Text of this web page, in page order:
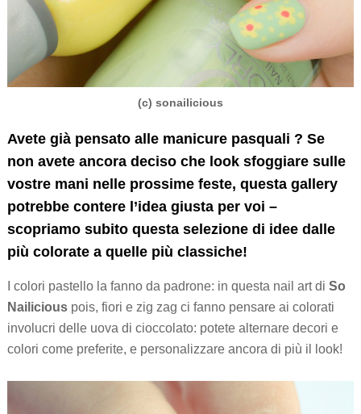
(c) sonailicious
Avete già pensato alle manicure pasquali ? Se
non avete ancora deciso che look sfoggiare sulle
vostre mani nelle prossime feste, questa gallery
potrebbe contere l’idea giusta per voi –
scopriamo subito questa selezione di idee dalle
più colorate a quelle più classiche!
I colori pastello la fanno da padrone: in questa nail art di So
Nailiciouspois, fiori e zig zag ci fanno pensare ai colorati
involucri delle uova di cioccolato: potete alternare decori e
colori come preferite, e personalizzare ancora di più il look!